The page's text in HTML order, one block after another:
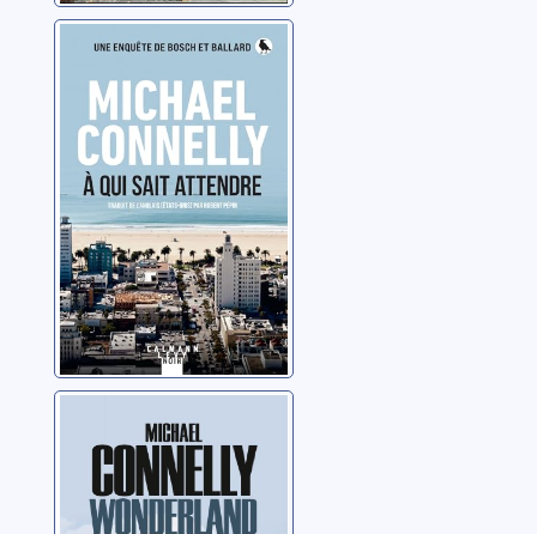
A qui sait
attendre
Connelly, Michael
Wonderland
avenue
Connelly, Michael